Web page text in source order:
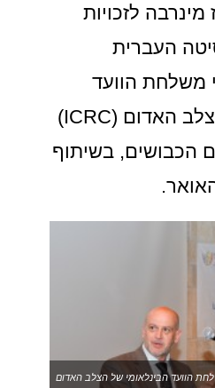
מינרבה לזכויות
העברית
משלחת הוועד
הבינלאומי של הצלב האדום (ICRC)
הכבושים, בשיתוף
הוועד הבינלאומי של הצלב האדום